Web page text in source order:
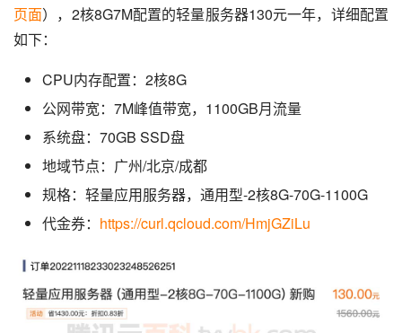
页面），2核8G7M配置的轻量服务器130元一年，详细配置
如下：
CPU内存配置：2核8G
公网带宽：7M峰值带宽，1100GB月流量
系统盘：70GB SSD盘
地域节点：广州/北京/成都
规格：轻量应用服务器，通用型-2核8G-70G-1100G
代金券： https://curl.qcloud.com/HmjGZiLu